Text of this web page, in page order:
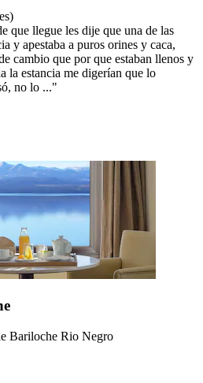
que llegue les dije que una de las
y apestaba a puros orines y caca,
cambio que por que estaban llenos y
la estancia me digerían que lo
no lo ..."
Bariloche Rio Negro